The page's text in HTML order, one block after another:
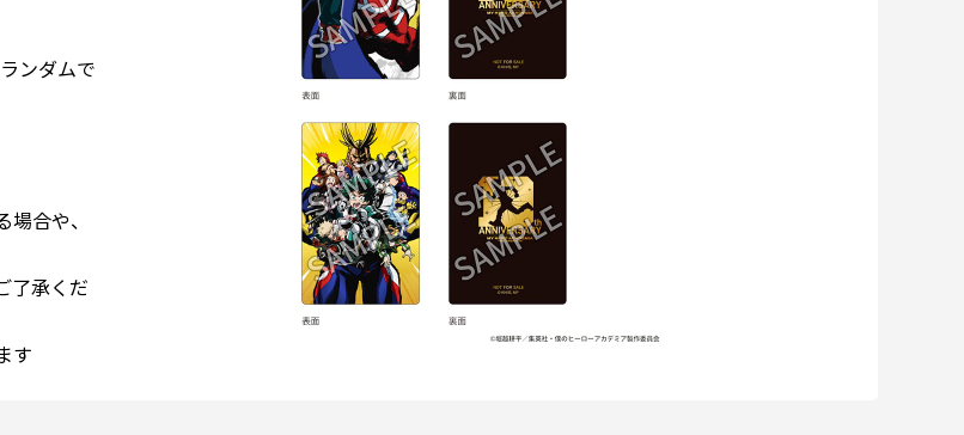
ンダムで
合や、
了承くだ
す